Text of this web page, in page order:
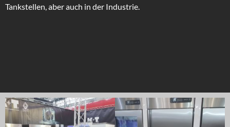
Tankstellen, aber auch in der Industrie.